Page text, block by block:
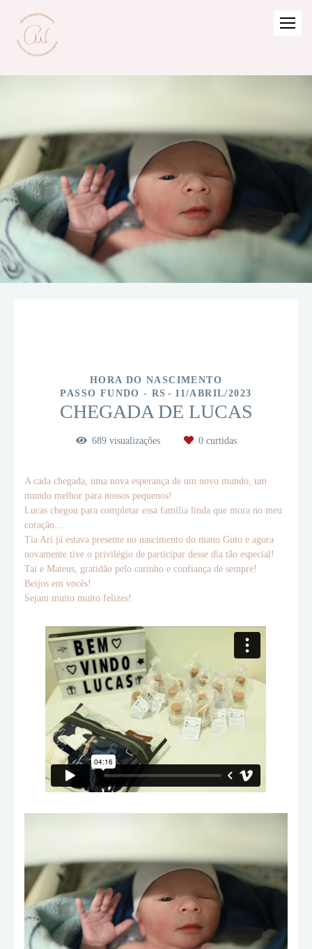
HORA DO NASCIMENTO
PASSO FUNDO - RS
11/ABRIL/2023
CHEGADA DE LUCAS
689visualizações 0curtidas
A cada chegada, uma nova esperança de um novo mundo, um
mundo melhor para nossos pequenos!
Lucas chegou para completar essa família linda que mora no meu
coração...
Tia Ari já estava presente no nascimento do mano Guto e agora
novamente tive o privilégio de participar desse dia tão especial!
Tai e Mateus, gratidão pelo carinho e confiança de sempre!
Beijos em vocês!
Sejam muito muito felizes!